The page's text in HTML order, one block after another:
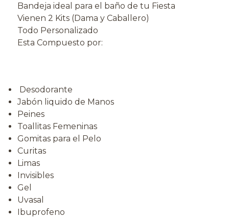
Bandeja ideal para el baño de tu Fiesta
Vienen 2 Kits (Dama y Caballero)
Todo Personalizado
Esta Compuesto por:
Desodorante
Jabón liquido de Manos
Peines
Toallitas Femeninas
Gomitas para el Pelo
Curitas
Limas
Invisibles
Gel
Uvasal
Ibuprofeno